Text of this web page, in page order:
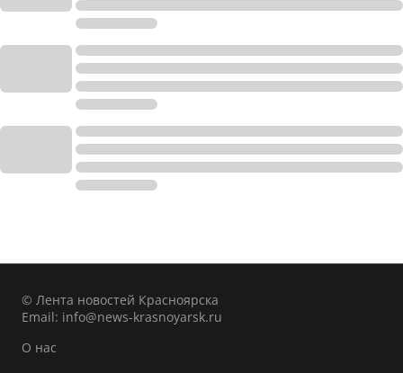
© Лента новостей Красноярска
Email: info@news-krasnoyarsk.ru
О нас